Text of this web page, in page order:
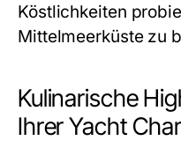
Köstlichkeiten
Mittelmeerküste zu
Kulinarische
Ihrer Yacht